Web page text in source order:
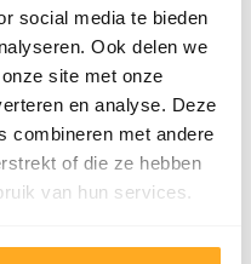
social media te bieden
Ook delen we
site met onze
en analyse. Deze
combineren met andere
of die ze hebben
van hun services.
ook dan bent u
Hoe u een
leest u in de
en de